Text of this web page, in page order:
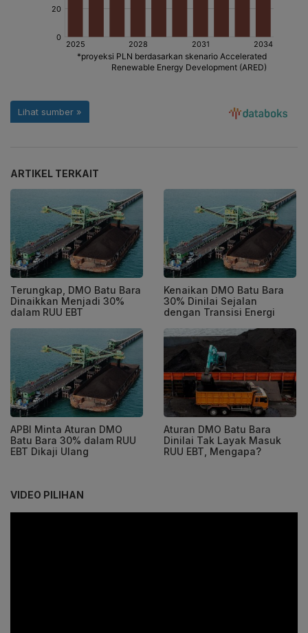
ARTIKEL TERKAIT
Terungkap, DMO Batu Bara
Dinaikkan Menjadi 30%
dalam RUU EBT
Kenaikan DMO Batu Bara
30% Dinilai Sejalan
dengan Transisi Energi
APBI Minta Aturan DMO
Batu Bara 30% dalam RUU
EBT Dikaji Ulang
Aturan DMO Batu Bara
Dinilai Tak Layak Masuk
RUU EBT, Mengapa?
VIDEO PILIHAN